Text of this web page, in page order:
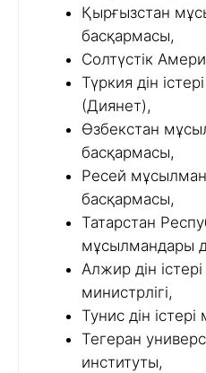
Қырғызстан
басқармасы,
Солтүстік
Түркия дін
(Диянет),
Өзбекстан
басқармасы,
Ресей
басқармасы,
Татарстан
мұсылмандары
Алжир дін
министрлігі,
Тунис дін істері
Тегеран
институты,